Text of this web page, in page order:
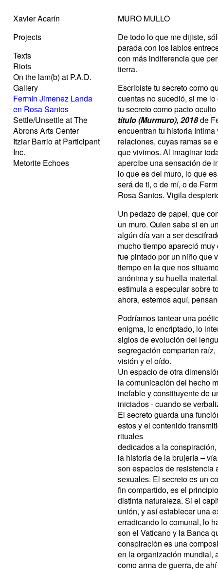
Xavier Acarín
Projects
Texts
Riots
On the lam(b) at P.A.D.
Gallery
Fermín Jimenez Landa
en Rosa Santos
Settle/Unsettle at The
Abrons Arts Center
Itziar Barrio at Participant
Inc.
Metorite Echoes
MURO MULLO
De todo lo que me dijiste,
parada con los labios
con más indiferencia que
tierra.
Escribiste tu secreto como
cuentas no sucedió, si me
tu secreto como pacto
título (Murmuro), 2018de
encuentran tu historia
relaciones, cuyas ramas se
que vivimos. Al imaginar
apercibe una sensación de
lo que es del muro, lo que
será de ti, o de mí, o de
Rosa Santos. Vigila
Un pedazo de papel, que
un muro. Quien sabe si en
algún día van a ser
mucho tiempo apareció
fue pintado por un niño que
tiempo en la que nos
anónima y su huella
estimula a especular sobre
ahora, estemos aquí,
Podríamos tantear una
enigma, lo encriptado, lo
siglos de evolución del
segregación comparten
visión y el oído.
Un espacio de otra
la comunicación del hecho
inefable y constituyente de
iniciados - cuando se
El secreto guarda una
estos y el contenido
rituales
dedicados a la
la historia de la brujería –
son espacios de resistencia
sexuales. El secreto es un
fin compartido, es el
distinta naturaleza. Si el
unión, y así establecer una
erradicando lo comunal, lo
son el Vaticano y la Banca
conspiración es una
en la organización mundial,
como arma de guerra, de